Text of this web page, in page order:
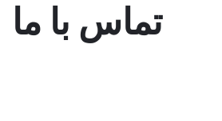
تماس با ما